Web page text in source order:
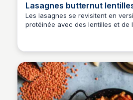
Lasagnes butternut
cuisine Ôdélices
Les lasagnes se revisitent en
protéinée avec des lentilles et de